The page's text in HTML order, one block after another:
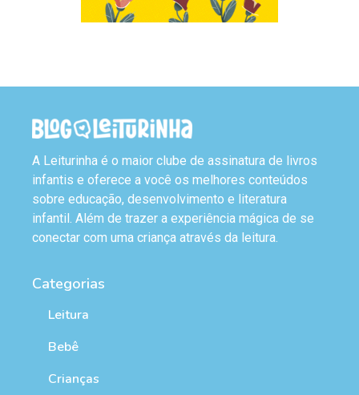
A Leiturinha é o maior clube de assinatura de livros
infantis e oferece a você os melhores conteúdos
sobre educação, desenvolvimento e literatura
infantil. Além de trazer a experiência mágica de se
conectar com uma criança através da leitura.
Categorias
Leitura
Bebê
Crianças